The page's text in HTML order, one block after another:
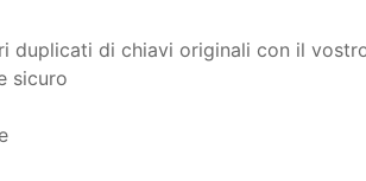
duplicati di chiavi originali con il
sicuro